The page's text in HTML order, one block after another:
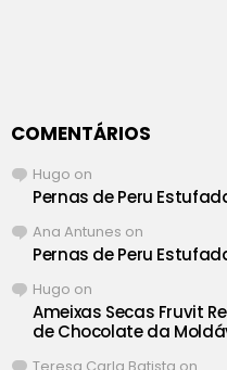
COMENTÁRIOS
Hugo on
Pernas de Peru
Ana Antunes on
Pernas de Peru
Hugo on
Ameixas Secas Fruvit
de Chocolate da